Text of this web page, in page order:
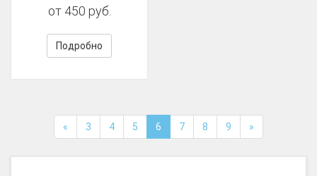
от 450 руб.
Подробно
« 3 4 5 6 7 8 9 »